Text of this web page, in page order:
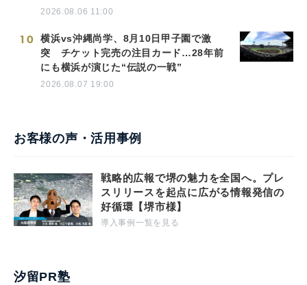
2026.08.06 11:00
10
横浜vs沖縄尚学、8月10日甲子園で激
突 チケット完売の注目カード…28年前
にも横浜が演じた“伝説の一戦”
2026.08.07 19:00
お客様の声・活用事例
戦略的広報で堺の魅力を全国へ。プレ
スリリースを起点に広がる情報発信の
好循環【堺市様】
導入事例一覧を見る
汐留PR塾